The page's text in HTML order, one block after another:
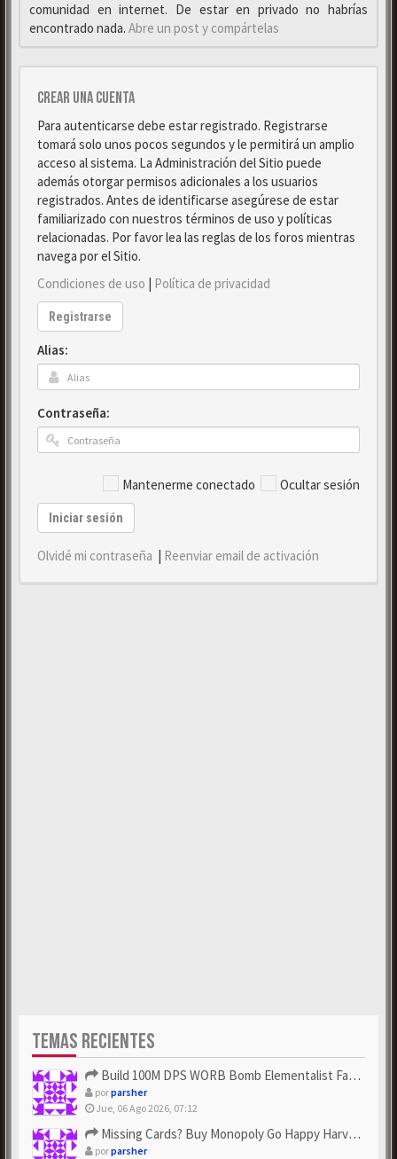
comunidad en internet. De estar en privado no habrías
encontrado nada. Abre un post y compártelas
Crear una cuenta
Para autenticarse debe estar registrado. Registrarse
tomará solo unos pocos segundos y le permitirá un amplio
acceso al sistema. La Administración del Sitio puede
además otorgar permisos adicionales a los usuarios
registrados. Antes de identificarse asegúrese de estar
familiarizado con nuestros términos de uso y políticas
relacionadas. Por favor lea las reglas de los foros mientras
navega por el Sitio.
Condiciones de uso | Política de privacidad
Registrarse
Alias:
Contraseña:
Mantenerme conectado Ocultar sesión
Iniciar sesión
Olvidé mi contraseña | Reenviar email de activación
TEMAS RECIENTES
Build 100M DPS WORB Bomb Elementalist Fast - Grab POE Curren...
porparsher
Jue, 06 Ago 2026, 07:12
Missing Cards? Buy Monopoly Go Happy Harvest with Looney Tun...
porparsher